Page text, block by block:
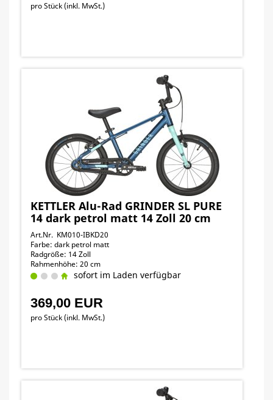
pro Stück (inkl. MwSt.)
KETTLER Alu-Rad GRINDER SL PURE
14 dark petrol matt 14 Zoll 20 cm
Art.Nr. KM010-IBKD20
Farbe: dark petrol matt
Radgröße: 14 Zoll
Rahmenhöhe: 20 cm
sofort im Laden verfügbar
369,00 EUR
pro Stück (inkl. MwSt.)